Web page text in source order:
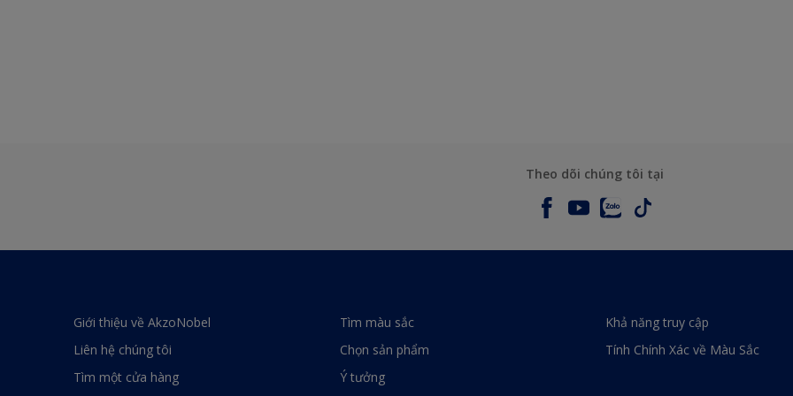
Theo dõi chúng tôi tại
Giới thiệu về AkzoNobel
Liên hệ chúng tôi
Tìm một cửa hàng
Tìm màu sắc
Chọn sản phẩm
Ý tưởng
Khả năng truy cập
Tính Chính Xác về Màu Sắc